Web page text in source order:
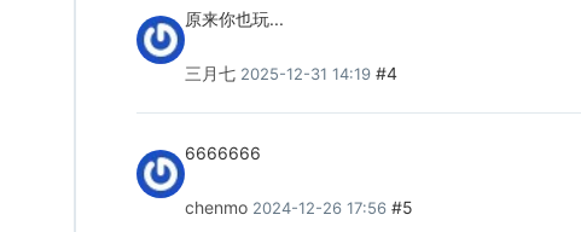
原来你也玩...
三月七 2025-12-31 14:19 #4
6666666
chenmo 2024-12-26 17:56 #5